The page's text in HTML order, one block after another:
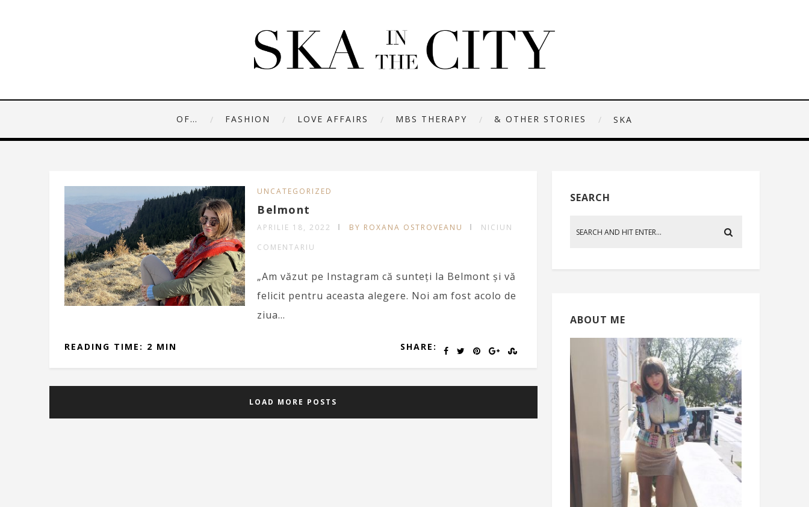
OF… FASHION LOVE AFFAIRS MBS THERAPY & OTHER STORIES SKA
UNCATEGORIZED
Belmont
APRILIE 18, 2022 BY ROXANA OSTROVEANU
NICIUN
COMENTARIU
„Am văzut pe Instagram că sunteți la Belmont și vă
felicit pentru aceasta alegere. Noi am fost acolo de
ziua…
SHARE:
READING TIME: 2 MIN
LOAD MORE POSTS
SEARCH
ABOUT ME